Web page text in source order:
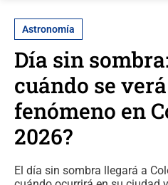
Astronomía
Día sin
cuándo se
fenómeno en
2026?
El día sin sombra llegará a